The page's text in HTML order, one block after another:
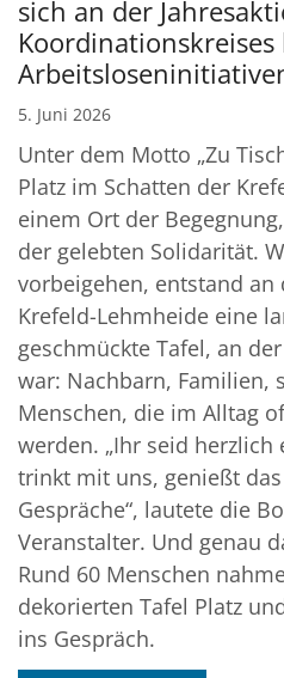
sich an der
5. Juni 2026
Unter dem Motto „Zu
Platz im Schatten der
einem Ort der
der gelebten Solidarität.
vorbeigehen, entstand
Krefeld-Lehmheide eine
geschmückte Tafel, an
war: Nachbarn, Familien,
Menschen, die im Alltag
werden. „Ihr seid herzlich
trinkt mit uns, genießt
Gespräche“, lautete die
Veranstalter. Und genau
Rund 60 Menschen
dekorierten Tafel Platz
ins Gespräch.